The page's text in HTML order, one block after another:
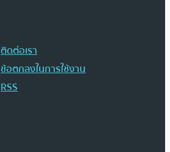
ติดต่อเรา
ข้อตกลงในการใช้งาน
RSS